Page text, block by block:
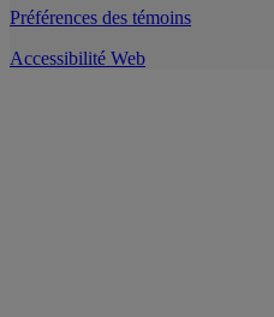
Préférences des témoins
Accessibilité Web